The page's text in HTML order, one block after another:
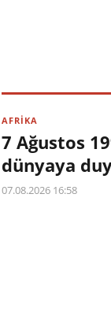
AFRİKA
7 Ağustos
dünyaya
07.08.2026 16:58